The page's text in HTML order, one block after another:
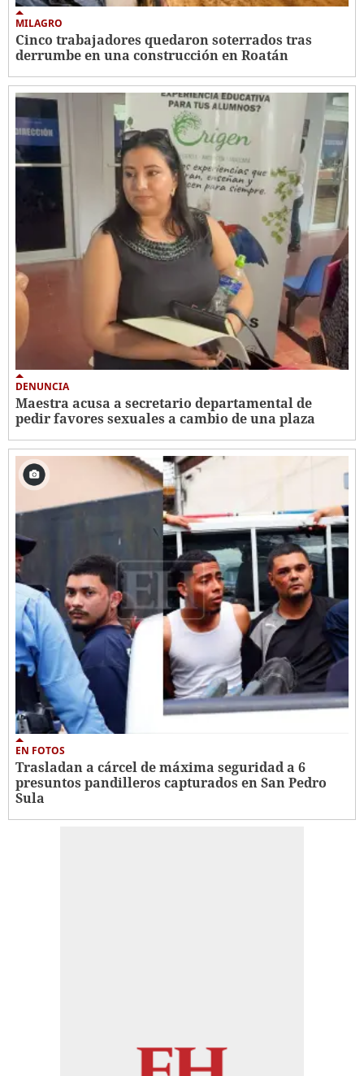
MILAGRO
Cinco trabajadores quedaron soterrados tras
derrumbe en una construcción en Roatán
DENUNCIA
Maestra acusa a secretario departamental de
pedir favores sexuales a cambio de una plaza
EN FOTOS
Trasladan a cárcel de máxima seguridad a 6
presuntos pandilleros capturados en San Pedro
Sula